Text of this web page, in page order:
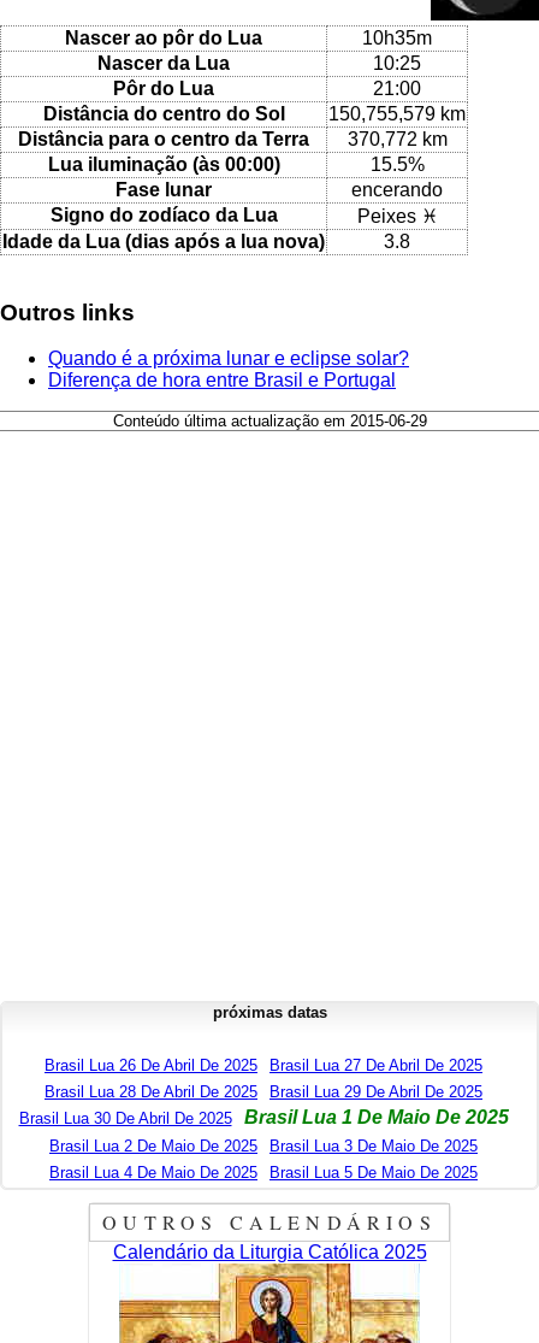
Nascer ao pôr do Lua
10h35m
Nascer da Lua
10:25
Pôr do Lua
21:00
Distância do centro do Sol
150,755,579 km
Distância para o centro da Terra
370,772 km
Lua iluminação (às 00:00)
15.5%
Fase lunar
encerando
Signo do zodíaco da Lua
Peixes ♓
Idade da Lua (dias após a lua nova)
3.8
Outros links
Quando é a próxima lunar e eclipse solar?
Diferença de hora entre Brasil e Portugal
Conteúdo última actualização em 2015-06-29
próximas datas
Brasil Lua 26 De Abril De 2025
Brasil Lua 27 De Abril De 2025
Brasil Lua 28 De Abril De 2025
Brasil Lua 29 De Abril De 2025
Brasil Lua 30 De Abril De 2025
Brasil Lua 1 De Maio De 2025
Brasil Lua 2 De Maio De 2025
Brasil Lua 3 De Maio De 2025
Brasil Lua 4 De Maio De 2025
Brasil Lua 5 De Maio De 2025
OUTROS CALENDÁRIOS
Calendário da Liturgia Católica 2025